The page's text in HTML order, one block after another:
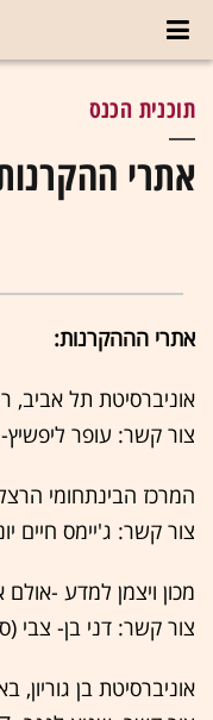
תוכנית הכנס
אתרי
אתרי הההקרנות:
אוניברסיטת תל אביב,
צור קשר: עופר ליפשיץ- 03-6405891
המרכז הבינתחומי
צור קשר: ג'יימס חיים יונגר- 054-
מכון ויצמן למדע -
צור קשר: דני בן- צבי
אוניברסיטת בן גוריון,